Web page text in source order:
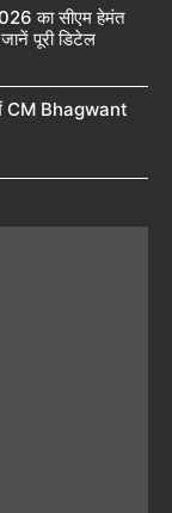
का सीएम हेमंत
पूरी डिटेल
में CM Bhagwant